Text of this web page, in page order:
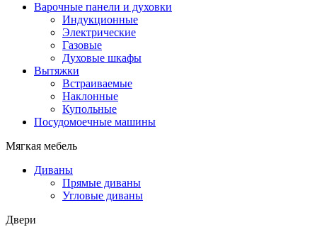
Варочные панели и духовки
Индукционные
Электрические
Газовые
Духовые шкафы
Вытяжки
Встраиваемые
Наклонные
Купольные
Посудомоечные машины
Мягкая мебель
Диваны
Прямые диваны
Угловые диваны
Двери